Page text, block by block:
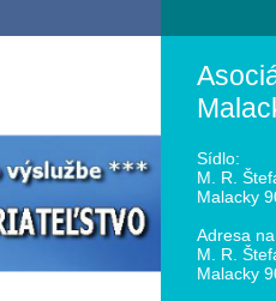
Sídlo:
M. R.
Malacky
Adresa
M. R.
Malacky